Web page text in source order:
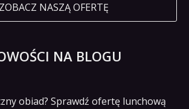
ZOBACZ NASZĄ OFERTĘ
NA BLOGU
obiad? Sprawdź ofertę lunchową